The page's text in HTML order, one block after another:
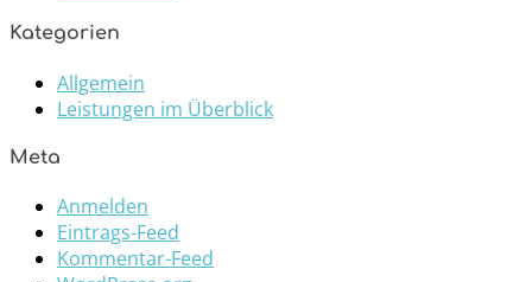
Kategorien
Allgemein
Leistungen im Überblick
Meta
Anmelden
Eintrags-Feed
Kommentar-Feed